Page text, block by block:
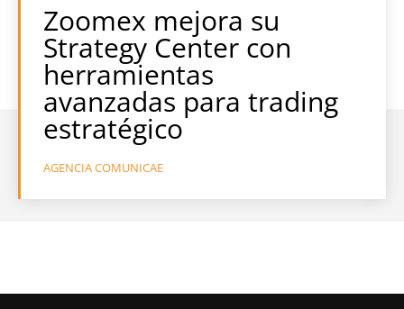
Zoomex mejora su
Strategy Center con
herramientas
avanzadas para trading
estratégico
AGENCIA COMUNICAE